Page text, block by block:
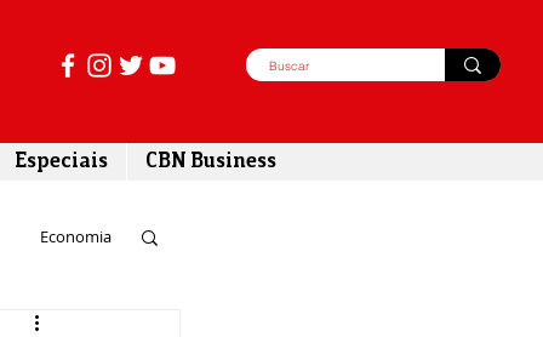
Especiais CBN Business
Economia